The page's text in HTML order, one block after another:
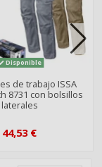
Disponible
de trabajo ISSA
8731 con bolsillos
laterales
44,53 €